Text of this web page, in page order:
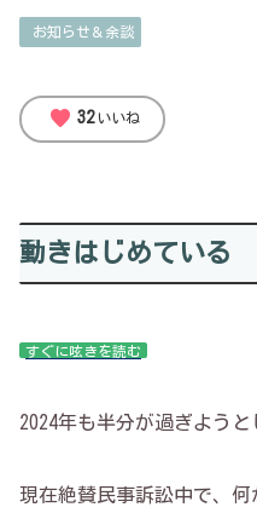
お知らせ＆余談
favorite 32 いいね
動きはじめている
すぐに呟きを読む
2024年も半分が過ぎようと
現在絶賛民事訴訟中で、